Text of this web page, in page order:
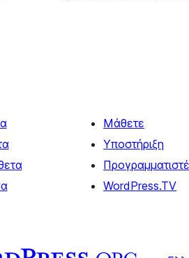
Μάθετε
Υποστήριξη
WordPress.TV